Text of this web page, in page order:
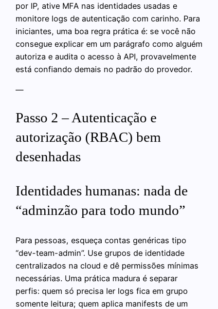
por IP, ative MFA nas identidades usadas e
monitore logs de autenticação com carinho. Para
iniciantes, uma boa regra prática é: se você não
consegue explicar em um parágrafo como alguém
autoriza e audita o acesso à API, provavelmente
está confiando demais no padrão do provedor.
—
Passo 2 – Autenticação e
autorização (RBAC) bem
desenhadas
Identidades humanas: nada de
“adminzão para todo mundo”
Para pessoas, esqueça contas genéricas tipo
“dev-team-admin”. Use grupos de identidade
centralizados na cloud e dê permissões mínimas
necessárias. Uma prática madura é separar
perfis: quem só precisa ler logs fica em grupo
somente leitura; quem aplica manifests de um